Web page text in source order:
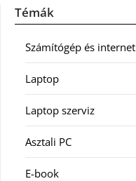
Témák
Számítógép és internet
Laptop
Laptop szerviz
Asztali PC
E-book